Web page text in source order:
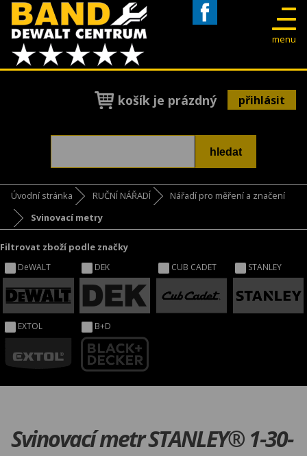
menu
košík je prázdný přihlásit
Úvodní stránka RUČNÍ NÁŘADÍ
Nářadí pro měření a značení
Svinovací metry
Filtrovat zboží podle značky
DeWALT DEK CUB CADET STANLEY
EXTOL B+D
Svinovací metr STANLEY® 1-30-